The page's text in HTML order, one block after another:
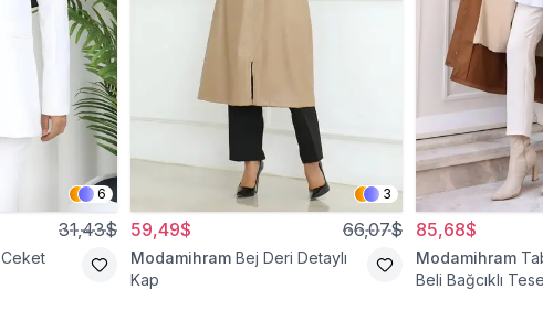
6
31,43$
3
59,49$ 66,07$
Modamihram Bej Deri Detaylı
Kap
85,68$
Modamihram
Beli Bağcıklı